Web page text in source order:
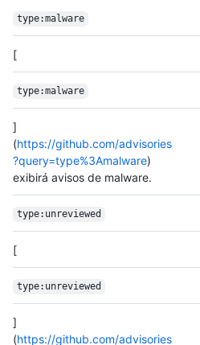
type:malware
[
type:malware
]
(https://github.com/advisories
?query=type%3Amalware)
exibirá avisos de malware.
type:unreviewed
[
type:unreviewed
]
(https://github.com/advisories